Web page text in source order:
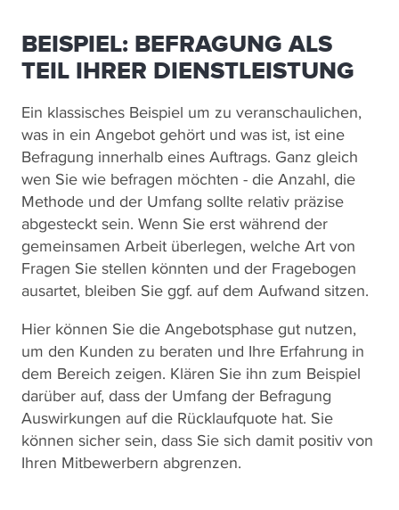
BEISPIEL: BEFRAGUNG ALS
TEIL IHRER DIENSTLEISTUNG
Ein klassisches Beispiel um zu veranschaulichen,
was in ein Angebot gehört und was ist, ist eine
Befragung innerhalb eines Auftrags. Ganz gleich
wen Sie wie befragen möchten - die Anzahl, die
Methode und der Umfang sollte relativ präzise
abgesteckt sein. Wenn Sie erst während der
gemeinsamen Arbeit überlegen, welche Art von
Fragen Sie stellen könnten und der Fragebogen
ausartet, bleiben Sie ggf. auf dem Aufwand sitzen.
Hier können Sie die Angebotsphase gut nutzen,
um den Kunden zu beraten und Ihre Erfahrung in
dem Bereich zeigen. Klären Sie ihn zum Beispiel
darüber auf, dass der Umfang der Befragung
Auswirkungen auf die Rücklaufquote hat. Sie
können sicher sein, dass Sie sich damit positiv von
Ihren Mitbewerbern abgrenzen.